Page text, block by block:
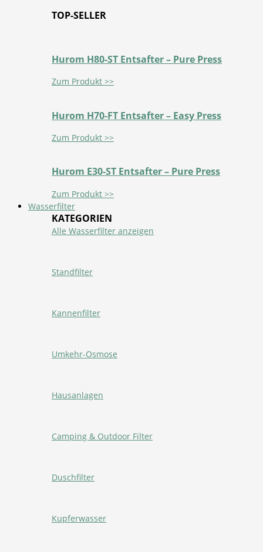
TOP-SELLER
Hurom H80-ST Entsafter – Pure Press
Zum Produkt >>
Hurom H70-FT Entsafter – Easy Press
Zum Produkt >>
Hurom E30-ST Entsafter – Pure Press
Zum Produkt >>
Wasserfilter
KATEGORIEN
Alle Wasserfilter anzeigen
Standfilter
Kannenfilter
Umkehr-Osmose
Hausanlagen
Camping & Outdoor Filter
Duschfilter
Kupferwasser